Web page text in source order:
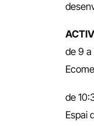
de 9 a
de
Espai